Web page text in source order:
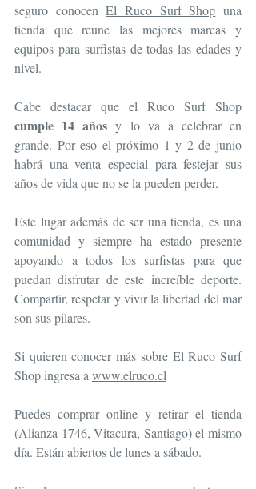
seguro conocen El Ruco Surf Shop una
tienda que reune las mejores marcas y
equipos para surfistas de todas las edades y
nivel.
cumple 14 años y lo va a celebrar en
grande. Por eso el próximo 1 y 2 de junio
habrá una venta especial para festejar sus
años de vida que no se la pueden perder.
Este lugar además de ser una tienda, es una
comunidad y siempre ha estado presente
apoyando a todos los surfistas para que
puedan disfrutar de este increíble deporte.
Compartir, respetar y vivir la libertad del mar
son sus pilares.
Si quieren conocer más sobre El Ruco Surf
Shop ingresa a www.elruco.cl
Puedes comprar online y retirar el tienda
(Alianza 1746, Vitacura, Santiago) el mismo
día. Están abiertos de lunes a sábado.